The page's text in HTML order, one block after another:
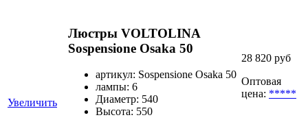
Увеличить
Люстры VOLTOLINA
Sospensione Osaka 50
артикул: Sospensione Osaka 50
лампы: 6
Диаметр: 540
Высота: 550
28 820 руб
Оптовая
цена: *****